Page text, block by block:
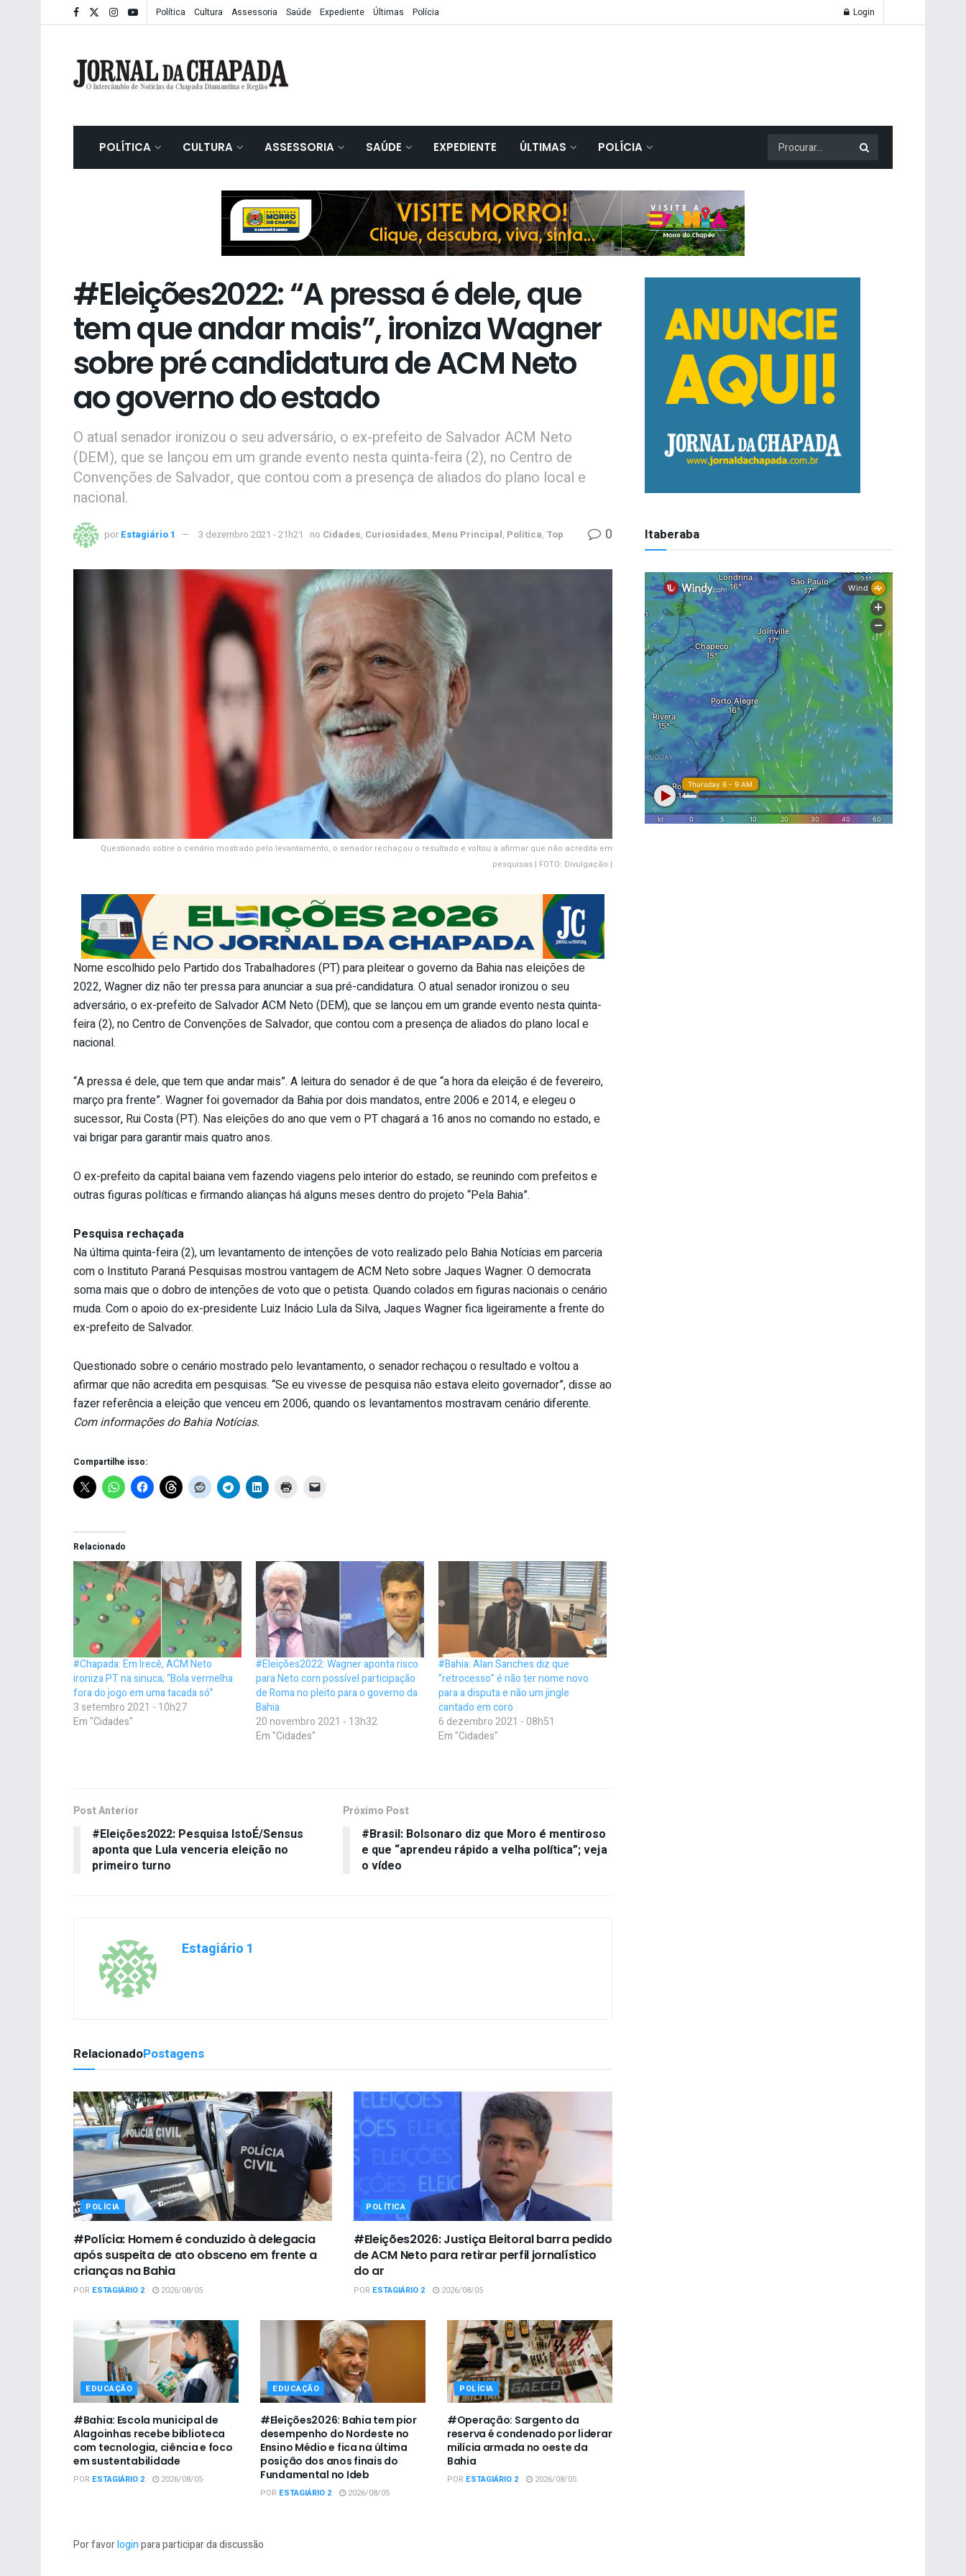
Política Cultura Assessoria Saúde Expediente Últimas Polícia Login
POLÍTICA CULTURA ASSESSORIA SAÚDE EXPEDIENTE ÚLTIMAS POLÍCIA
#Eleições2022: “A pressa é dele, que
tem que andar mais”, ironiza Wagner
sobre pré candidatura de ACM Neto
ao governo do estado
O atual senador ironizou o seu adversário, o ex-prefeito de Salvador ACM Neto
(DEM), que se lançou em um grande evento nesta quinta-feira (2), no Centro de
Convenções de Salvador, que contou com a presença de aliados do plano local e
nacional.
por Estagiário 1 3 dezembro 2021 - 21h21 no Cidades, Curiosidades, Menu Principal, Política, Top 0
Questionado sobre o cenário mostrado pelo levantamento, o senador rechaçou o resultado e voltou a afirmar que não acredita em
pesquisas | FOTO: Divulgação |
Nome escolhido pelo Partido dos Trabalhadores (PT) para pleitear o governo da Bahia nas eleições de
2022, Wagner diz não ter pressa para anunciar a sua pré-candidatura. O atual senador ironizou o seu
adversário, o ex-prefeito de Salvador ACM Neto (DEM), que se lançou em um grande evento nesta quinta-
feira (2), no Centro de Convenções de Salvador, que contou com a presença de aliados do plano local e
nacional.
“A pressa é dele, que tem que andar mais”. A leitura do senador é de que “a hora da eleição é de fevereiro,
março pra frente”. Wagner foi governador da Bahia por dois mandatos, entre 2006 e 2014, e elegeu o
sucessor, Rui Costa (PT). Nas eleições do ano que vem o PT chagará a 16 anos no comando no estado, e
vai brigar para garantir mais quatro anos.
O ex-prefeito da capital baiana vem fazendo viagens pelo interior do estado, se reunindo com prefeitos e
outras figuras políticas e firmando alianças há alguns meses dentro do projeto “Pela Bahia”.
Pesquisa rechaçada
Na última quinta-feira (2), um levantamento de intenções de voto realizado pelo Bahia Notícias em parceria
com o Instituto Paraná Pesquisas mostrou vantagem de ACM Neto sobre Jaques Wagner. O democrata
soma mais que o dobro de intenções de voto que o petista. Quando colados em figuras nacionais o cenário
muda. Com o apoio do ex-presidente Luiz Inácio Lula da Silva, Jaques Wagner fica ligeiramente a frente do
ex-prefeito de Salvador.
Questionado sobre o cenário mostrado pelo levantamento, o senador rechaçou o resultado e voltou a
afirmar que não acredita em pesquisas. “Se eu vivesse de pesquisa não estava eleito governador”, disse ao
fazer referência a eleição que venceu em 2006, quando os levantamentos mostravam cenário diferente.
Com informações do Bahia Notícias.
Compartilhe isso:
Relacionado
#Chapada: Em Irecê, ACM Neto
ironiza PT na sinuca; “Bola vermelha
fora do jogo em uma tacada só”
3 setembro 2021 - 10h27
Em "Cidades"
#Eleições2022: Wagner aponta risco
para Neto com possível participação
de Roma no pleito para o governo da
Bahia
20 novembro 2021 - 13h32
Em "Cidades"
#Bahia: Alan Sanches diz que
“retrocesso” é não ter nome novo
para a disputa e não um jingle
cantado em coro
6 dezembro 2021 - 08h51
Em "Cidades"
Post Anterior
#Eleições2022: Pesquisa IstoÉ/Sensus
aponta que Lula venceria eleição no
primeiro turno
Próximo Post
#Brasil: Bolsonaro diz que Moro é mentiroso
e que “aprendeu rápido a velha política”; veja
o vídeo
Estagiário 1
RelacionadoPostagens
POLÍCIA
#Polícia: Homem é conduzido à delegacia
após suspeita de ato obsceno em frente a
crianças na Bahia
POR ESTAGIÁRIO 2 2026/08/05
POLÍTICA
#Eleições2026: Justiça Eleitoral barra pedido
de ACM Neto para retirar perfil jornalístico
do ar
POR ESTAGIÁRIO 2 2026/08/05
EDUCAÇÃO
#Bahia: Escola municipal de
Alagoinhas recebe biblioteca
com tecnologia, ciência e foco
em sustentabilidade
POR ESTAGIÁRIO 2 2026/08/05
EDUCAÇÃO
#Eleições2026: Bahia tem pior
desempenho do Nordeste no
Ensino Médio e fica na última
posição dos anos finais do
Fundamental no Ideb
POR ESTAGIÁRIO 2 2026/08/05
POLÍCIA
#Operação: Sargento da
reserva é condenado por liderar
milícia armada no oeste da
Bahia
POR ESTAGIÁRIO 2 2026/08/05
Por favorloginpara participar da discussão
Itaberaba